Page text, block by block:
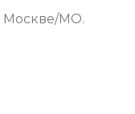
Москве/МО.